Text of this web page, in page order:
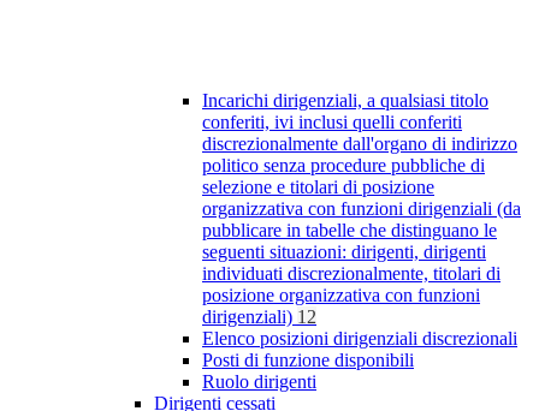
Incarichi dirigenziali, a qualsiasi titolo
conferiti, ivi inclusi quelli conferiti
discrezionalmente dall'organo di indirizzo
politico senza procedure pubbliche di
selezione e titolari di posizione
organizzativa con funzioni dirigenziali (da
pubblicare in tabelle che distinguano le
seguenti situazioni: dirigenti, dirigenti
individuati discrezionalmente, titolari di
posizione organizzativa con funzioni
dirigenziali) 12
Elenco posizioni dirigenziali discrezionali
Posti di funzione disponibili
Ruolo dirigenti
Dirigenti cessati